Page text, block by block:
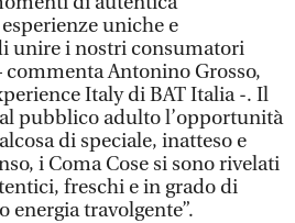
uniche e
unire i nostri consumatori
commenta Antonino Grosso,
Italy di BAT Italia -. Il
pubblico adulto l’opportunità
di speciale, inatteso e
i Coma Cose si sono rivelati
freschi e in grado di
energia travolgente”.